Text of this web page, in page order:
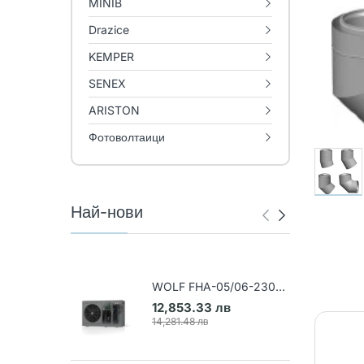
MINIB
Drazice
KEMPER
SENEX
ARISTON
Фотоволтаици
Най-нови
WOLF FHA-05/06-230V
Термопомпа въздух-вода
(Арт. 9148031)
12,853.33 лв
14,281.48 лв